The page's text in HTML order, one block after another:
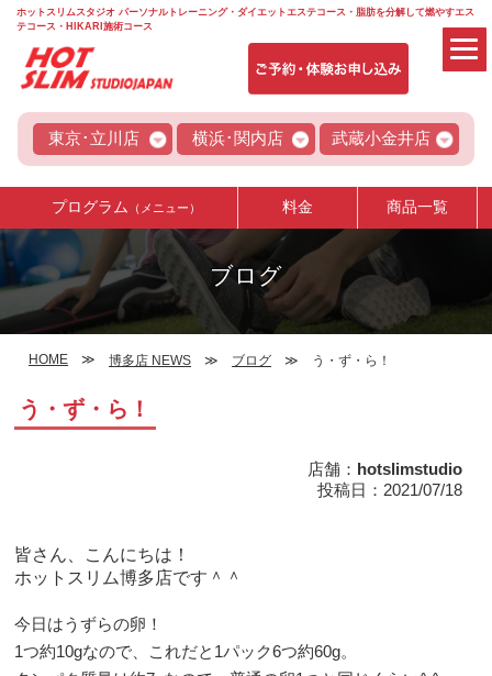
ホットスリムスタジオ パーソナルトレーニング・ダイエットエステコース・脂肪を分解して燃やすエス
テコース・HIKARI施術コース
東京･立川店 横浜･関内店 武蔵小金井店
プログラム （メニュー） 料金 商品一覧
ブログ
HOME 博多店 NEWS ブログ う・ず・ら！
う・ず・ら！
店舗： hotslimstudio
投稿日：2021/07/18
皆さん、こんにちは！
ホットスリム博多店です＾＾
今日はうずらの卵！
1つ約10gなので、これだと1パック6つ約60g。